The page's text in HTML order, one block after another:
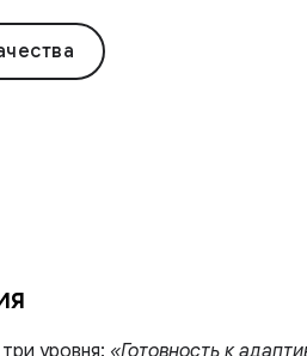
уровня: «Готовность к